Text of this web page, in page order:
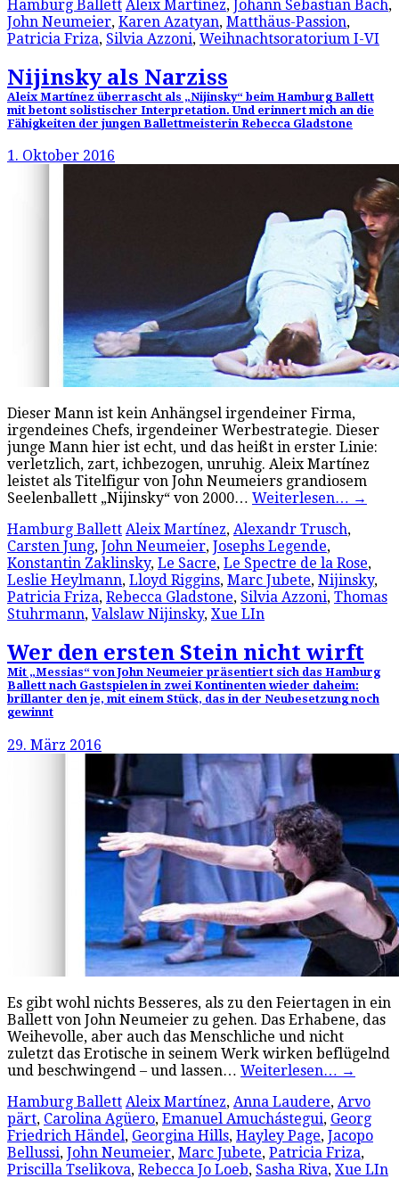
Hamburg Ballett Aleix Martínez, Johann Sebastian Bach,
John Neumeier, Karen Azatyan, Matthäus-Passion,
Patricia Friza, Silvia Azzoni, Weihnachtsoratorium I-VI
Nijinsky als Narziss
Aleix Martínez überrascht als „Nijinsky“ beim Hamburg Ballett
mit betont solistischer Interpretation. Und erinnert mich an die
Fähigkeiten der jungen Ballettmeisterin Rebecca Gladstone
1. Oktober 2016
Dieser Mann ist kein Anhängsel irgendeiner Firma,
irgendeines Chefs, irgendeiner Werbestrategie. Dieser
junge Mann hier ist echt, und das heißt in erster Linie:
verletzlich, zart, ichbezogen, unruhig. Aleix Martínez
leistet als Titelfigur von John Neumeiers grandiosem
Seelenballett „Nijinsky“ von 2000… Weiterlesen… →
Hamburg Ballett Aleix Martínez, Alexandr Trusch,
Carsten Jung, John Neumeier, Josephs Legende,
Konstantin Zaklinsky, Le Sacre, Le Spectre de la Rose,
Leslie Heylmann, Lloyd Riggins, Marc Jubete, Nijinsky,
Patricia Friza, Rebecca Gladstone, Silvia Azzoni, Thomas
Stuhrmann, Valslaw Nijinsky, Xue LIn
Wer den ersten Stein nicht wirft
Mit „Messias“ von John Neumeier präsentiert sich das Hamburg
Ballett nach Gastspielen in zwei Kontinenten wieder daheim:
brillanter den je, mit einem Stück, das in der Neubesetzung noch
gewinnt
29. März 2016
Es gibt wohl nichts Besseres, als zu den Feiertagen in ein
Ballett von John Neumeier zu gehen. Das Erhabene, das
Weihevolle, aber auch das Menschliche und nicht
zuletzt das Erotische in seinem Werk wirken beflügelnd
und beschwingend – und lassen… Weiterlesen… →
Hamburg Ballett Aleix Martínez, Anna Laudere, Arvo
pärt, Carolina Agüero, Emanuel Amuchástegui, Georg
Friedrich Händel, Georgina Hills, Hayley Page, Jacopo
Bellussi, John Neumeier, Marc Jubete, Patricia Friza,
Priscilla Tselikova, Rebecca Jo Loeb, Sasha Riva, Xue LIn